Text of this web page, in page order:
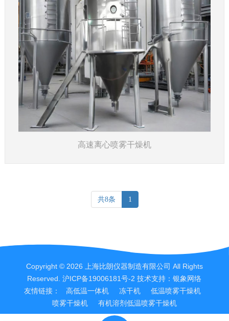
高速离心喷雾干燥机
了解详情
共8条 1
Copyright © 2026 上海比朗仪器制造有限公司 All Rights
Reserved.沪ICP备19006181号-2 技术支持：银象网络
友情链接：
高低温一体机 冻干机
低温喷雾干燥机
喷雾干燥机
有机溶剂低温喷雾干燥机